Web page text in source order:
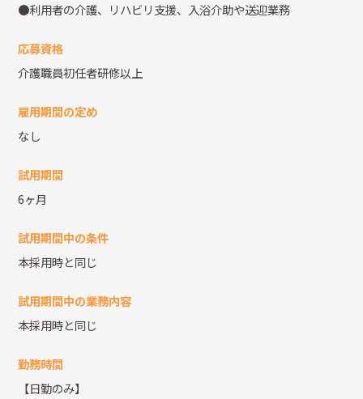
●利用者の介護、リハビリ支援、入浴介助や送迎業務
応募資格
介護職員初任者研修以上
雇用期間の定め
なし
試用期間
6ヶ月
試用期間中の条件
本採用時と同じ
試用期間中の業務内容
本採用時と同じ
勤務時間
【日勤のみ】